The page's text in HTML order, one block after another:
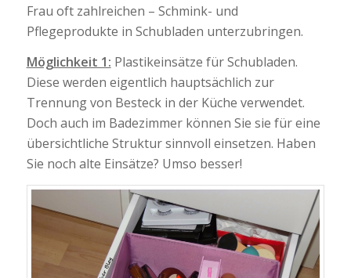
Frau oft zahlreichen – Schmink- und
Pflegeprodukte in Schubladen unterzubringen.
Möglichkeit 1: Plastikeinsätze für Schubladen.
Diese werden eigentlich hauptsächlich zur
Trennung von Besteck in der Küche verwendet.
Doch auch im Badezimmer können Sie sie für eine
übersichtliche Struktur sinnvoll einsetzen. Haben
Sie noch alte Einsätze? Umso besser!